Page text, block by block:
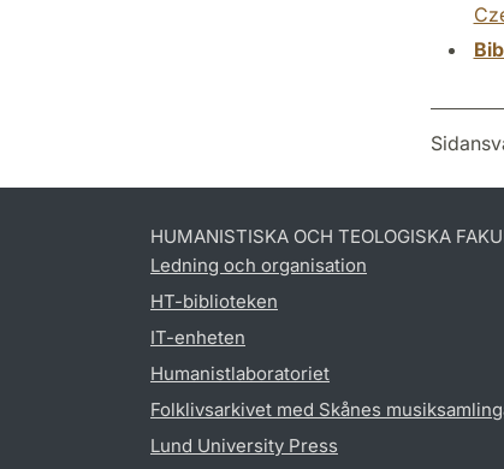
HUMANISTISKA OCH TEOLOGISKA
Ledning och organisation
HT-biblioteken
IT-enheten
Humanistlaboratoriet
Folklivsarkivet med Skånes
Lund University Press